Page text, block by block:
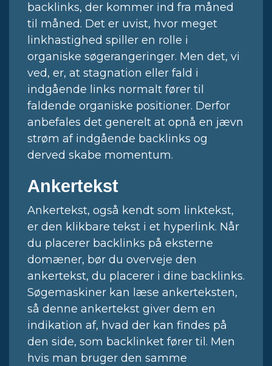
backlinks, der kommer ind fra måned
til måned. Det er uvist, hvor meget
linkhastighed spiller en rolle i
organiske søgerangeringer. Men det, vi
ved, er, at stagnation eller fald i
indgående links normalt fører til
faldende organiske positioner. Derfor
anbefales det generelt at opnå en jævn
strøm af indgående backlinks og
derved skabe momentum.
Ankertekst
Ankertekst, også kendt som linktekst,
er den klikbare tekst i et hyperlink. Når
du placerer backlinks på eksterne
domæner, bør du overveje den
ankertekst, du placerer i dine backlinks.
Søgemaskiner kan læse ankerteksten,
så denne ankertekst giver dem en
indikation af, hvad der kan findes på
den side, som backlinket fører til. Men
hvis man bruger den samme